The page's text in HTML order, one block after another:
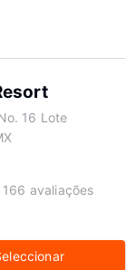
16 Lote
166 avaliações